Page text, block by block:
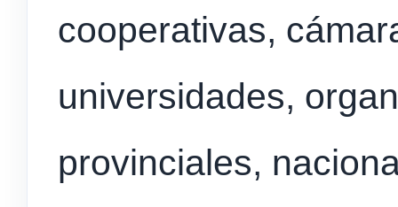
cooperativas,
universidades,
provinciales,